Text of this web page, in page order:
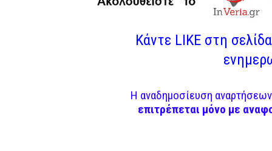
Κάντε LIKE στη
Η αναδημοσίευση
επιτρέπεται μόνο με